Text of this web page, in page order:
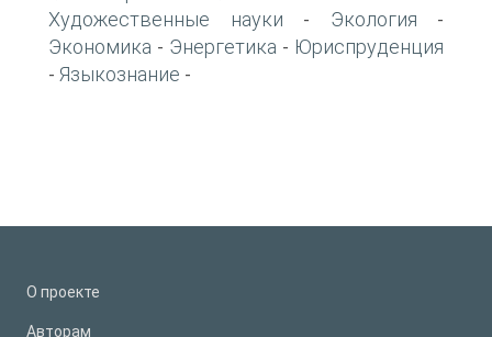
Художественные науки - Экология -
Экономика - Энергетика - Юриспруденция
- Языкознание -
О проекте
Авторам